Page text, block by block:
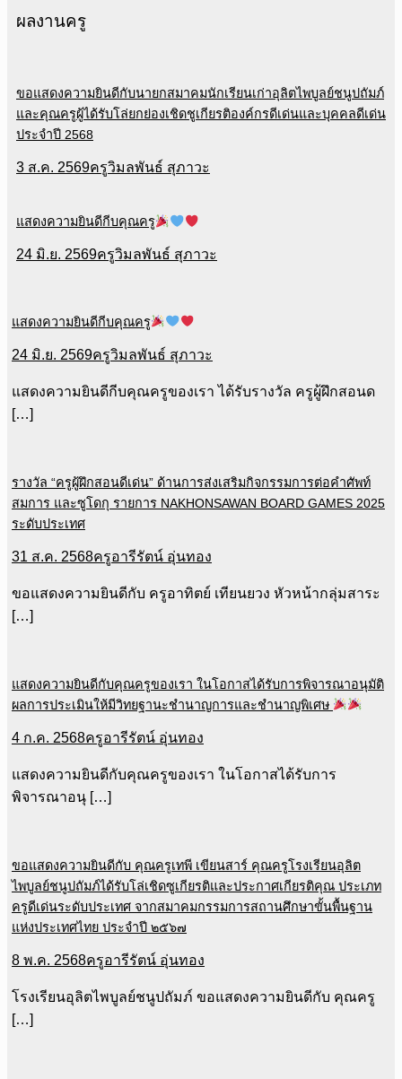
ผลงานครู
ขอแสดงความยินดีกับนายกสมาคมนักเรียนเก่าอุลิตไพบูลย์ชนูปถัมภ์
และคุณครูผู้ได้รับโล่ยกย่องเชิดชูเกียรติองค์กรดีเด่นและบุคคลดีเด่น
ประจำปี 2568
3 ส.ค. 2569ครูวิมลพันธ์ สุภาวะ
แสดงความยินดีกีบคุณครู
24 มิ.ย. 2569ครูวิมลพันธ์ สุภาวะ
แสดงความยินดีกีบคุณครู
24 มิ.ย. 2569ครูวิมลพันธ์ สุภาวะ
แสดงความยินดีกีบคุณครูของเรา ได้รับรางวัล ครูผู้ฝึกสอนด
[…]
รางวัล “ครูผู้ฝึกสอนดีเด่น” ด้านการส่งเสริมกิจกรรมการต่อคำศัพท์
สมการ และซูโดกุ รายการ NAKHONSAWAN BOARD GAMES 2025
ระดับประเทศ
31 ส.ค. 2568ครูอารีรัตน์ อุ่นทอง
ขอแสดงความยินดีกับ ครูอาทิตย์ เทียนยวง หัวหน้ากลุ่มสาระ
[…]
แสดงความยินดีกับคุณครูของเรา ในโอกาสได้รับการพิจารณาอนุมัติ
ผลการประเมินให้มีวิทยฐานะชำนาญการและชำนาญพิเศษ
4 ก.ค. 2568ครูอารีรัตน์ อุ่นทอง
แสดงความยินดีกับคุณครูของเรา ในโอกาสได้รับการ
พิจารณาอนุ […]
ขอแสดงความยินดีกับ คุณครูเทพี เขียนสาร์ คุณครูโรงเรียนอุลิต
ไพบูลย์ชนูปถัมภ์ได้รับโล่เชิดซูเกียรติและประกาศเกียรติคุณ ประเภท
ครูดีเด่นระดับประเทศ จากสมาคมกรรมการสถานศึกษาขั้นพื้นฐาน
แห่งประเทศไทย ประจำปี ๒๕๖๗
8 พ.ค. 2568ครูอารีรัตน์ อุ่นทอง
โรงเรียนอุลิตไพบูลย์ชนูปถัมภ์ ขอแสดงความยินดีกับ คุณครู
[…]